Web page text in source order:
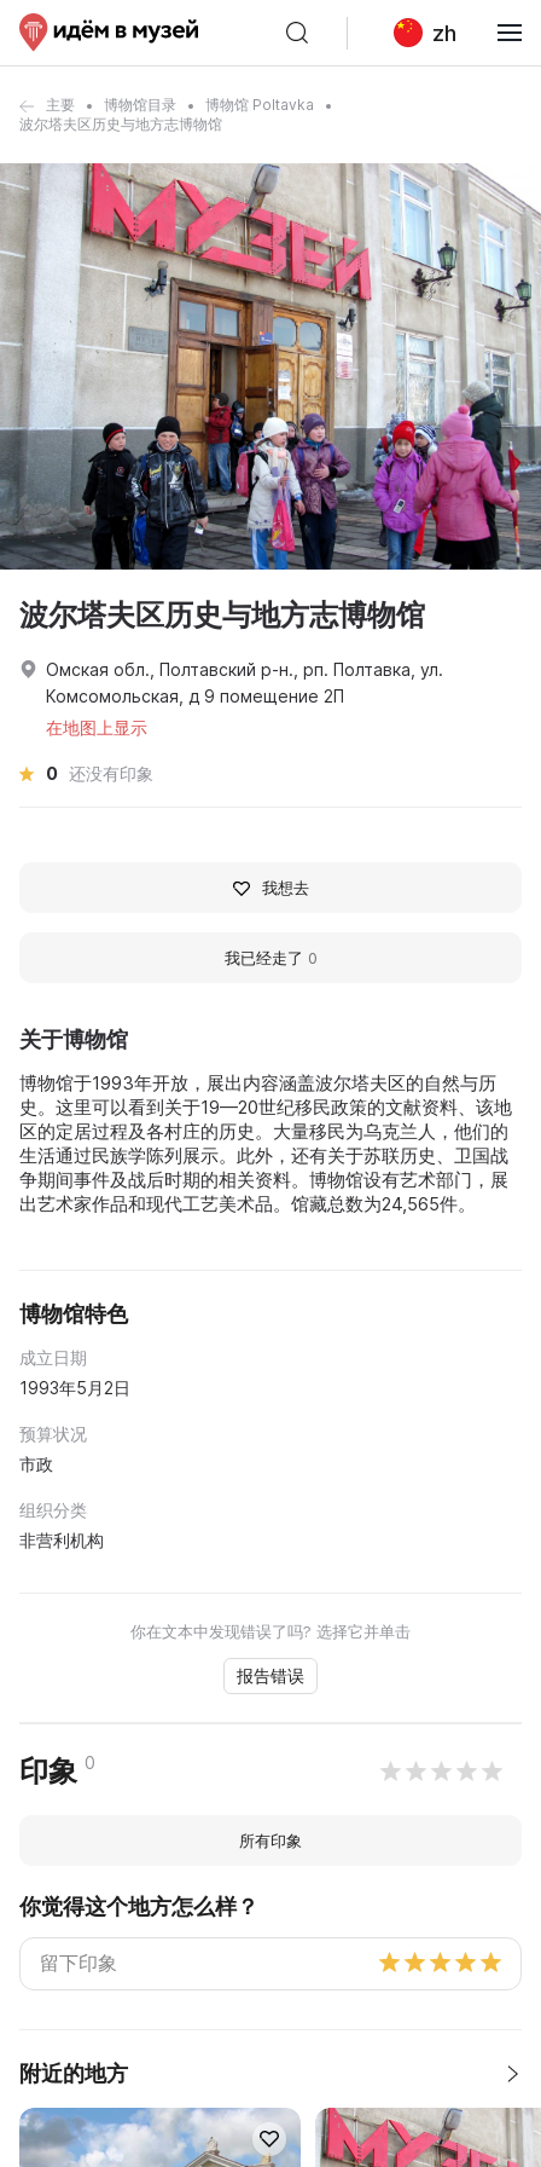
zh
主要 博物馆目录
博物馆 Poltavka
波尔塔夫区历史与地方志博物馆
关于博物馆
博物馆于1993年开放，展出内容涵盖波尔塔夫区的自然与历
史。这里可以看到关于19—20世纪移民政策的文献资料、该地
区的定居过程及各村庄的历史。大量移民为乌克兰人，他们的
生活通过民族学陈列展示。此外，还有关于苏联历史、卫国战
争期间事件及战后时期的相关资料。博物馆设有艺术部门，展
出艺术家作品和现代工艺美术品。馆藏总数为24,565件。
博物馆特色
成立日期
1993年5月2日
预算状况
市政
组织分类
非营利机构
你在文本中发现错误了吗? 选择它并单击
报告错误
印象 0
所有印象
你觉得这个地方怎么样？
附近的地方
波尔塔夫区历史与地方志博物馆
Омская обл., Полтавский р-н., рп. Полтавка, ул.
Комсомольская, д 9 помещение 2П
在地图上显示
0 还没有印象
我想去
我已经走了 0